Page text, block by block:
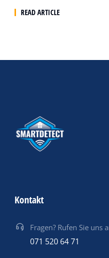
READ ARTICLE
Kontakt
Fragen? Rufen Sie uns
071 520 64 71